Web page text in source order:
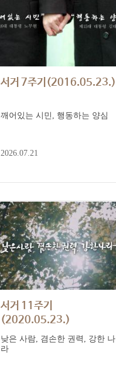
서거 7주기(2016.05.23.)
깨어있는 시민, 행동하는 양심
2026.07.21
서거 11주기
(2020.05.23.)
낮은 사람, 겸손한 권력, 강한 나
라